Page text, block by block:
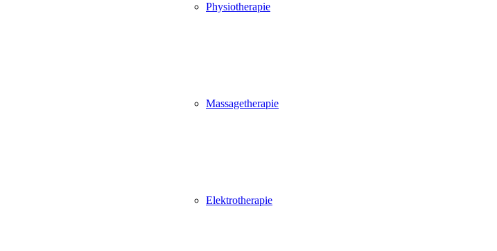
Physiotherapie
Massagetherapie
Elektrotherapie